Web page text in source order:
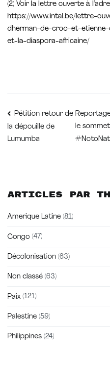
(2) Voir la lettre ouverte à
https://www.intal.be/lettre-
dherman-de-croo-et-
et-la-diaspora-africaine/
de
Pétition retour de
la dépouille de
Lumumba
le
Articles par
Amerique Latine (81)
Congo (47)
Décolonisation (63)
Non classé (63)
Paix (121)
Palestine (59)
Philippines (24)